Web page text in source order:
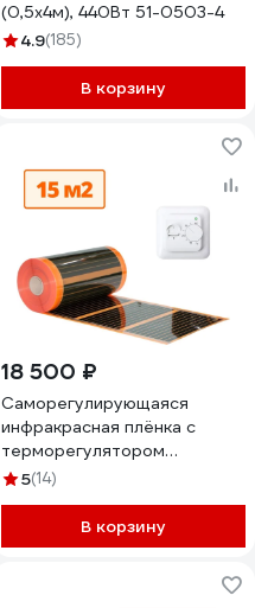
(0,5х4м), 440Вт 51-0503-4
4.9(185)
В корзину
18 500 ₽
Саморегулирующаяся
инфракрасная плёнка с
терморегулятором
ТеплоСофт 15 м2 оранж/
5(14)
В корзину